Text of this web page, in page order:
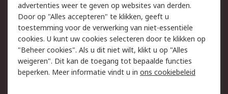
Wettelijk
Cookiebeleid
Email veiligheid
Privacybeleid
Websitevoorwaarden
Algemene
verkoopvoorwaarden
advertenties weer te geven op websites van derden.
Door op "Alles accepteren" te klikken, geeft u
toestemming voor de verwerking van niet-essentiële
cookies. U kunt uw cookies selecteren door te klikken op
"Beheer cookies". Als u dit niet wilt, klikt u op "Alles
weigeren". Dit kan de toegang tot bepaalde functies
beperken. Meer informatie vindt u in ons cookiebeleid